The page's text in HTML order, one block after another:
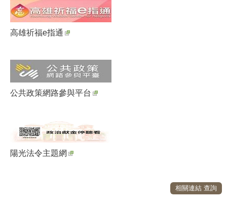
高雄祈福e指通
公共政策網路參與平台
陽光法令主題網
相關連結 查詢